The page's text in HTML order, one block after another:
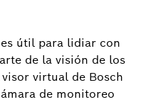
útil para lidiar con
de la visión de los
virtual de Bosch
de monitoreo